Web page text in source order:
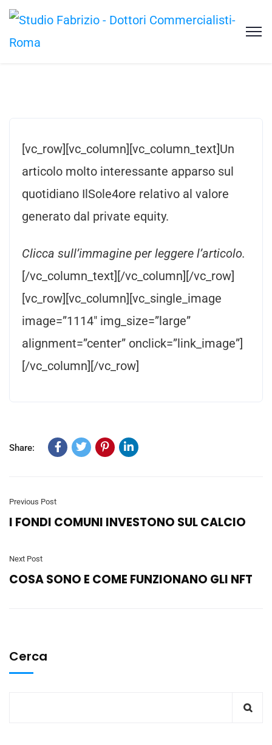
[vc_row][vc_column][vc_column_text]Un
articolo molto interessante apparso sul
quotidiano IlSole4ore relativo al valore
generato dal private equity.
Clicca sull’immagine per leggere l’articolo.
[/vc_column_text][/vc_column][/vc_row]
[vc_row][vc_column][vc_single_image
image=”1114″ img_size=”large”
alignment=”center” onclick=”link_image”]
[/vc_column][/vc_row]
Share:
Previous Post
I FONDI COMUNI INVESTONO SUL CALCIO
Next Post
COSA SONO E COME FUNZIONANO GLI NFT
Cerca